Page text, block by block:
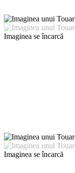
Imaginea se încarcă
Imaginea se încarcă